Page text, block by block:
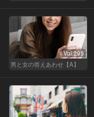
Vol.299
男と女の答えあわせ【A】